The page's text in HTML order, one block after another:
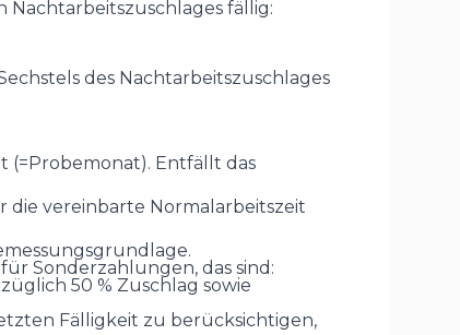
Nachtarbeitszuschlages fällig:
des Nachtarbeitszuschlages
(=Probemonat). Entfällt das
die vereinbarte Normalarbeitszeit
Sonderzahlungen, das sind:
50 % Zuschlag sowie
Fälligkeit zu berücksichtigen,